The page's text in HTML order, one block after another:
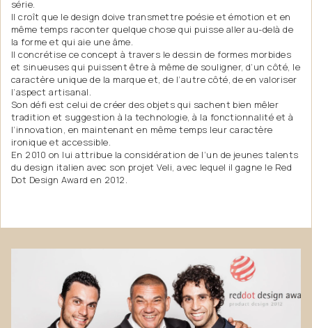
série.
Il croît que le design doive transmettre poésie et émotion et en
même temps raconter quelque chose qui puisse aller au-delà de
la forme et qui aie une âme.
Il concrétise ce concept à travers le dessin de formes morbides
et sinueuses qui puissent être à même de souligner, d’un côté, le
caractère unique de la marque et, de l’autre côté, de en valoriser
l’aspect artisanal.
Son défi est celui de créer des objets qui sachent bien mêler
tradition et suggestion à la technologie, à la fonctionnalité et à
l’innovation, en maintenant en même temps leur caractère
ironique et accessible.
En 2010 on lui attribue la considération de l’un de jeunes talents
du design italien avec son projet Veli, avec lequel il gagne le Red
Dot Design Award en 2012.